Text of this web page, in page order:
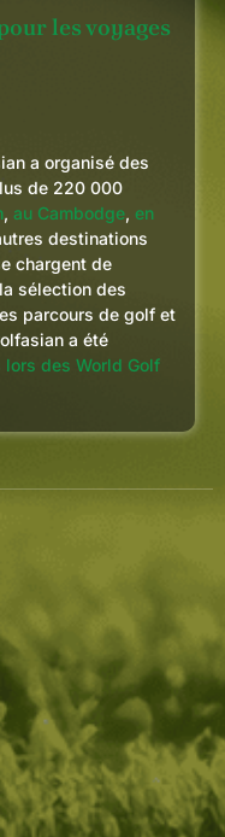
les voyages
a organisé des
de 220 000
, au Cambodge, en
destinations
chargent de
sélection des
parcours de golf et
a été
des World Golf